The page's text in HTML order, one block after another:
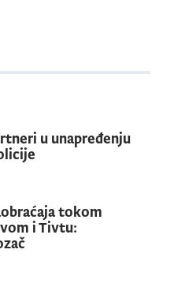
pohađali tri
jedinice – iz
„Centar“ i
„Zapad“,
od februara
i objedinio je
rad,
i izradu završnih
programu daje
u unapređenju
tokom
i Tivtu: